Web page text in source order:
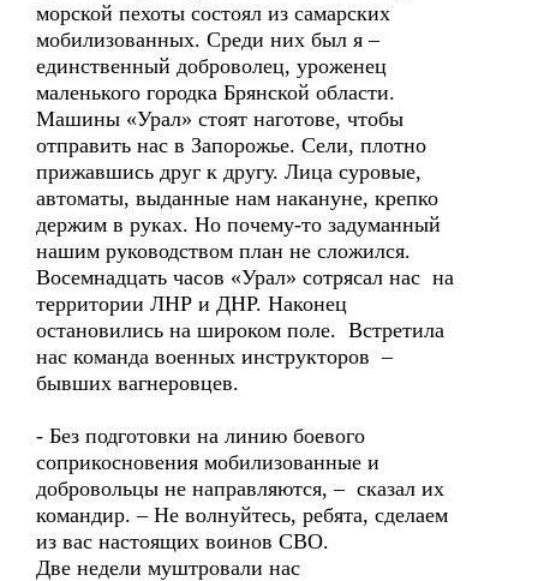
морской пехоты состоял из самарских
мобилизованных. Среди них был я –
единственный доброволец, уроженец
маленького городка Брянской области.
Машины «Урал» стоят наготове, чтобы
отправить нас в Запорожье. Сели, плотно
прижавшись друг к другу. Лица суровые,
автоматы, выданные нам накануне, крепко
держим в руках. Но почему-то задуманный
нашим руководством план не сложился.
Восемнадцать часов «Урал» сотрясал нас на
территории ЛНР и ДНР. Наконец
остановились на широком поле. Встретила
нас команда военных инструкторов –
бывших вагнеровцев.
- Без подготовки на линию боевого
соприкосновения мобилизованные и
добровольцы не направляются, – сказал их
командир. – Не волнуйтесь, ребята, сделаем
из вас настоящих воинов СВО.
Две недели муштровали нас